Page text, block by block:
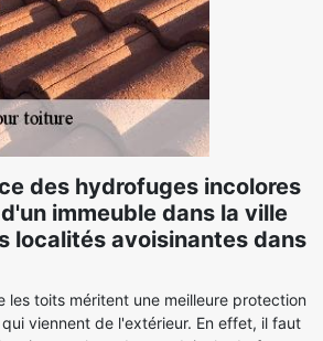
des hydrofuges incolores
immeuble dans la ville
localités avoisinantes dans
les toits méritent une meilleure protection
viennent de l'extérieur. En effet, il faut